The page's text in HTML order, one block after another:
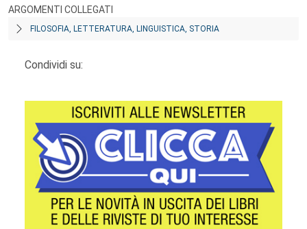
ARGOMENTI COLLEGATI
FILOSOFIA, LETTERATURA, LINGUISTICA, STORIA
Condividi su: